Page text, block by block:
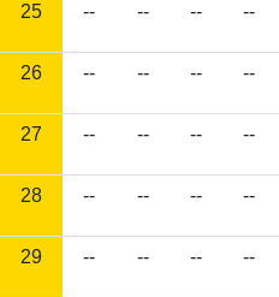
25 -- -- -- --
26 -- -- -- --
27 -- -- -- --
28 -- -- -- --
29 -- -- -- --